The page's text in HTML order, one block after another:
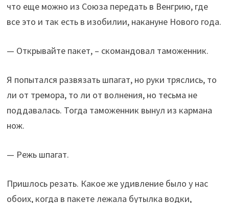
что еще можно из Союза передать в Венгрию, где
все это и так есть в изобилии, накануне Нового года.
— Открывайте пакет, – скомандовал таможенник.
Я попытался развязать шпагат, но руки тряслись, то
ли от тремора, то ли от волнения, но тесьма не
поддавалась. Тогда таможенник вынул из кармана
нож.
— Режь шпагат.
Пришлось резать. Какое же удивление было у нас
обоих, когда в пакете лежала бутылка водки,